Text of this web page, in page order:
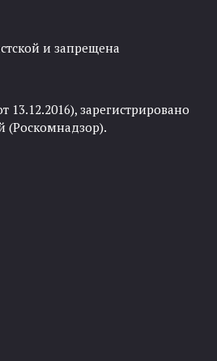
и запрещена
зарегистрировано
(Роскомнадзор).